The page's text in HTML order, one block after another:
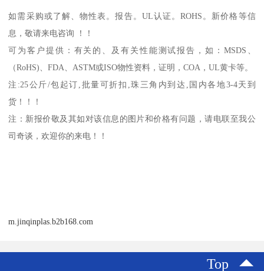
如需采购或了解、物性表。报告。 UL认证。ROHS 。新价格等信
息，敬请来电咨询 ！！
可为客户提供：有关的、及有关性能测试报告，如： MSDS
（RoHS) 、FDA ASTM或ISO物性资料，证明，COA ，UL黄卡等。
注 :25公斤/包起订 批量可折扣 珠三角内到达 国内各地3-4天到
货！！！
注：新报价敬及其如对该信息的图片和价格有问题，请电联至我公
司奇谈，欢迎你的来电！！
m.jinqinplas.b2b168.com
Top